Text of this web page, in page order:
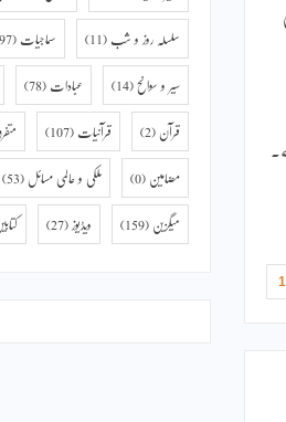
سلسلہ روز و شب (11) سماجیات (97)
سیر و سوانح(14) عبادات (78)
قرآن (2) قرآنیات (107)
مضامین (0) ملکی و عالمی مسائل (53)
میگزین (159) ویڈیوز (27)